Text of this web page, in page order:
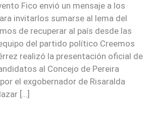
Fico envió un mensaje a los
invitarlos sumarse al lema del
de recuperar al país desde las
del partido político Creemos
realizó la presentación oficial de
al Concejo de Pereira
el exgobernador de Risaralda
[…]